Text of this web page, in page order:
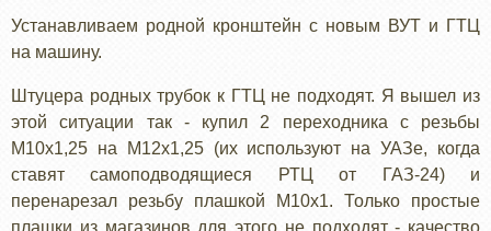
Устанавливаем родной кронштейн с новым ВУТ и ГТЦ
на машину.
Штуцера родных трубок к ГТЦ не подходят. Я вышел из
этой ситуации так - купил 2 переходника с резьбы
М10х1,25 на М12х1,25 (их используют на УАЗе, когда
ставят самоподводящиеся РТЦ от ГАЗ-24) и
перенарезал резьбу плашкой М10х1. Только простые